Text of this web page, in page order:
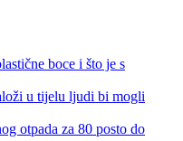
boce i što je s
u tijelu ljudi bi mogli
otpada za 80 posto do